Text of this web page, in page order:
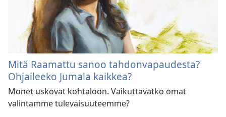
Mitä Raamattu sanoo tahdonvapaudesta?
Ohjaileeko Jumala kaikkea?
Monet uskovat kohtaloon. Vaikuttavatko omat
valintamme tulevaisuuteemme?